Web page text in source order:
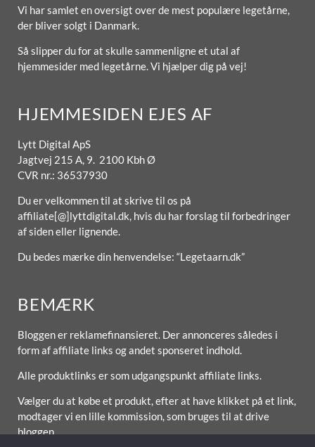
Vi har samlet en oversigt over de mest populære legetårne,
der bliver solgt i Danmark.
Så slipper du for at skulle sammenligne et utal af
hjemmesider med legetårne. Vi hjælper dig på vej!
HJEMMESIDEN EJES AF
Lytt Digital ApS
Jagtvej 215 A, 9. 2100 Kbh Ø
CVR nr.: 36537930
Du er velkommen til at skrive til os på
affiliate[@]lyttdigital.dk, hvis du har forslag til forbedringer
af siden eller lignende.
Du bedes mærke din henvendelse: “Legetaarn.dk”
BEMÆRK
Bloggen er reklamefinansieret. Der annonceres således i
form af affiliate links og andet sponseret indhold.
Alle produktlinks er som udgangspunkt affiliate links.
Vælger du at købe et produkt, efter at have klikket på et link,
modtager vi en lille kommission, som bruges til at drive
bloggen.